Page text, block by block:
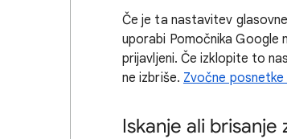
Če je ta nastavitev
uporabi Pomočnika Google
prijavljeni. Če izklopite to
ne izbriše. Zvočne
Iskanje ali